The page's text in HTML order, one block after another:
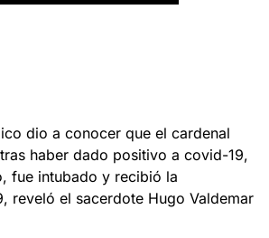
dio a conocer que el cardenal
haber dado positivo a covid-19,
fue intubado y recibió la
reveló el sacerdote Hugo Valdemar